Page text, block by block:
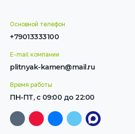
Основной телефон
+79013333100
E-mail компании
plitnyak-kamen@mail.ru
Время работы
ПН-ПТ, с 09:00 до 22:00